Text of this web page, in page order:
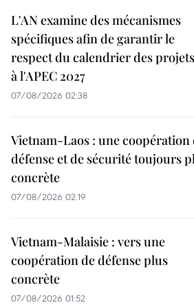
L'AN examine des mécanismes
spécifiques afin de garantir le
respect du calendrier des
à l'APEC 2027
07/08/2026 02:38
Vietnam-Laos : une coopération
défense et de sécurité toujours
concrète
07/08/2026 02:19
Vietnam-Malaisie : vers une
coopération de défense plus
concrète
07/08/2026 01:52